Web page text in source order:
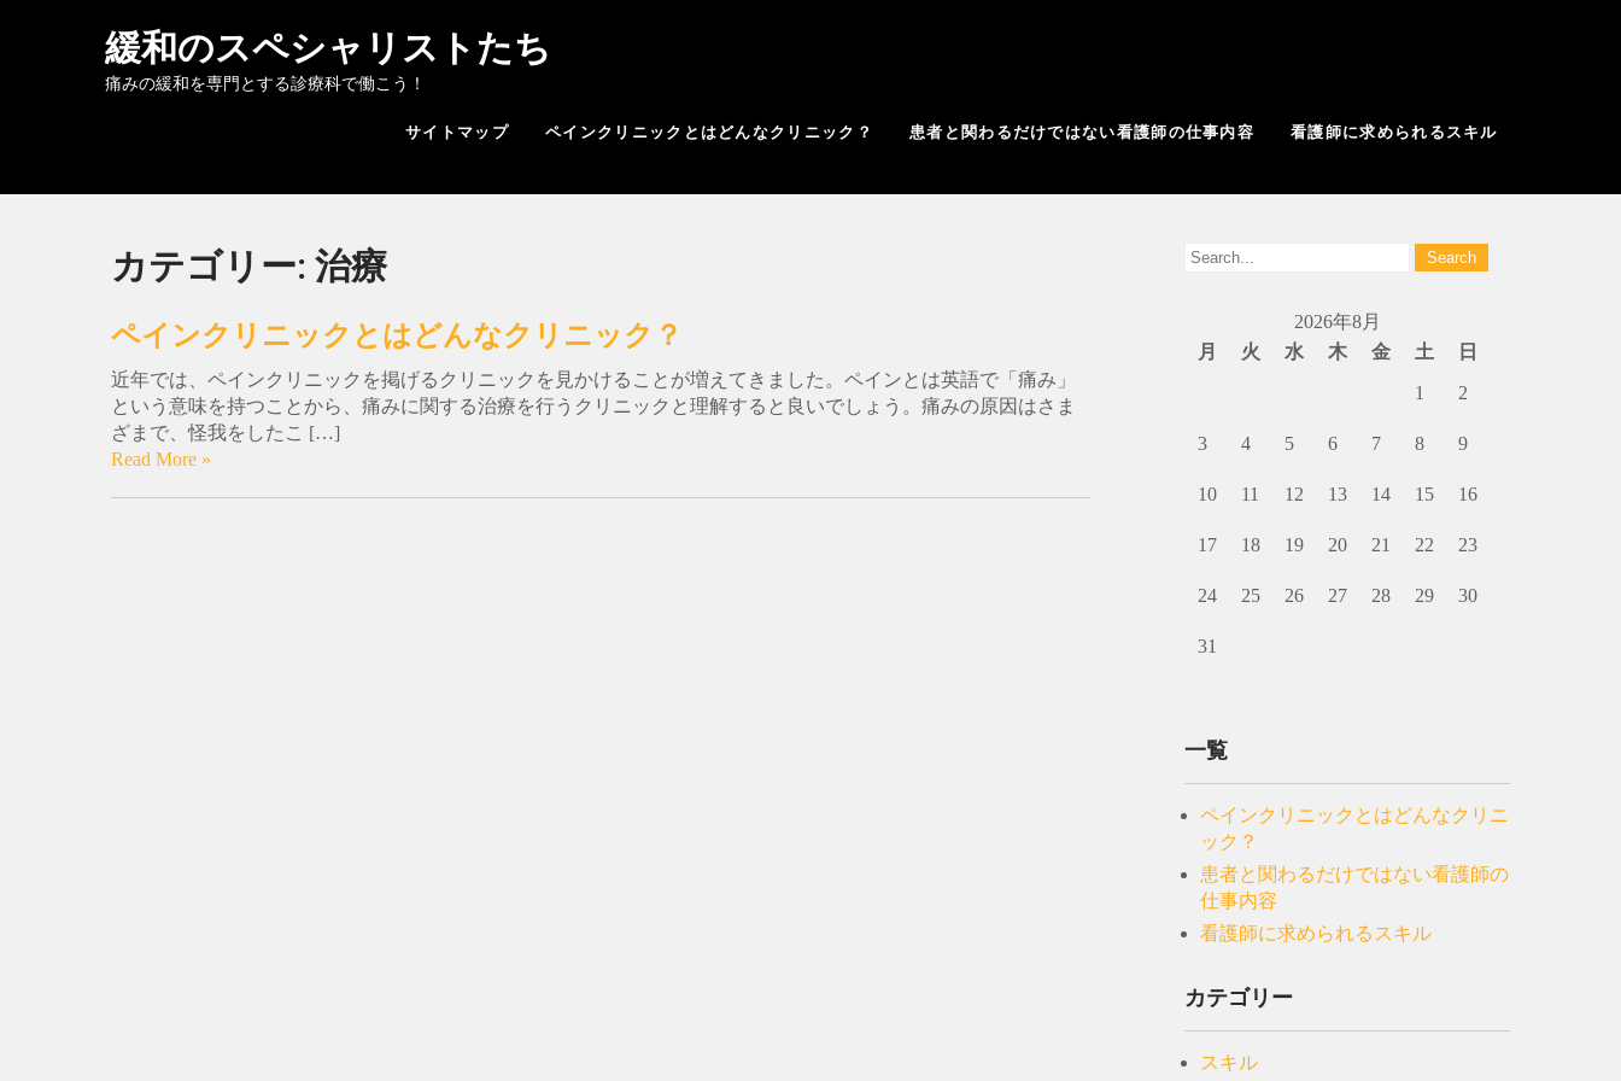
緩和のスペシャリストたち
痛みの緩和を専門とする診療科で働こう！
サイトマップ ペインクリニックとはどんなクリニック？ 患者と関わるだけではない看護師の仕事内容 看護師に求められるスキル
カテゴリー: 治療
ペインクリニックとはどんなクリニック？
近年では、ペインクリニックを掲げるクリニックを見かけることが増えてきました。ペインとは英語で「痛み」
という意味を持つことから、痛みに関する治療を行うクリニックと理解すると良いでしょう。痛みの原因はさま
ざまで、怪我をしたこ […]
Read More »
2026年8月
月
火 水 木 金 土
日
1
2
3 4 5 6 7 8 9
10 11 12 13 14 15 16
17 18 19 20 21 22 23
24 25 26 27 28 29 30
31
一覧
ペインクリニックとはどんなクリニ
ック？
患者と関わるだけではない看護師の
仕事内容
看護師に求められるスキル
カテゴリー
スキル